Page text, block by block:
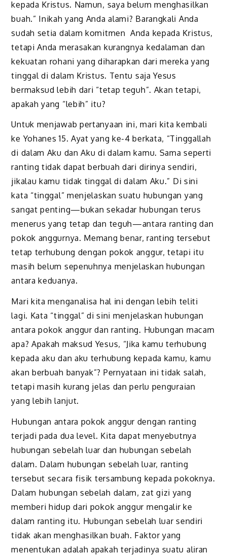
kepada Kristus. Namun, saya belum menghasilkan
buah.” Inikah yang Anda alami? Barangkali Anda
sudah setia dalam komitmen Anda kepada Kristus,
tetapi Anda merasakan kurangnya kedalaman dan
kekuatan rohani yang diharapkan dari mereka yang
tinggal di dalam Kristus. Tentu saja Yesus
bermaksud lebih dari “tetap teguh”. Akan tetapi,
apakah yang “lebih” itu?
Untuk menjawab pertanyaan ini, mari kita kembali
ke Yohanes 15. Ayat yang ke-4 berkata, “Tinggallah
di dalam Aku dan Aku di dalam kamu. Sama seperti
ranting tidak dapat berbuah dari dirinya sendiri,
jikalau kamu tidak tinggal di dalam Aku.” Di sini
kata “tinggal” menjelaskan suatu hubungan yang
sangat penting—bukan sekadar hubungan terus
menerus yang tetap dan teguh—antara ranting dan
pokok anggurnya. Memang benar, ranting tersebut
tetap terhubung dengan pokok anggur, tetapi itu
masih belum sepenuhnya menjelaskan hubungan
antara keduanya.
Mari kita menganalisa hal ini dengan lebih teliti
lagi. Kata “tinggal” di sini menjelaskan hubungan
antara pokok anggur dan ranting. Hubungan macam
apa? Apakah maksud Yesus, “Jika kamu terhubung
kepada aku dan aku terhubung kepada kamu, kamu
akan berbuah banyak”? Pernyataan ini tidak salah,
tetapi masih kurang jelas dan perlu penguraian
yang lebih lanjut.
Hubungan antara pokok anggur dengan ranting
terjadi pada dua level. Kita dapat menyebutnya
hubungan sebelah luar dan hubungan sebelah
dalam. Dalam hubungan sebelah luar, ranting
tersebut secara fisik tersambung kepada pokoknya.
Dalam hubungan sebelah dalam, zat gizi yang
memberi hidup dari pokok anggur mengalir ke
dalam ranting itu. Hubungan sebelah luar sendiri
tidak akan menghasilkan buah. Faktor yang
menentukan adalah apakah terjadinya suatu aliran